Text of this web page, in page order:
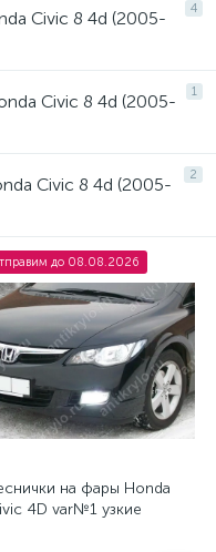
4
Civic 8 4d (2005-
1
Civic 8 4d (2005-
2
Civic 8 4d (2005-
до 08.08.2026
на фары Honda
4D var№1 узкие